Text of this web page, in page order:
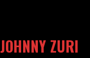
JOHNNY ZURI